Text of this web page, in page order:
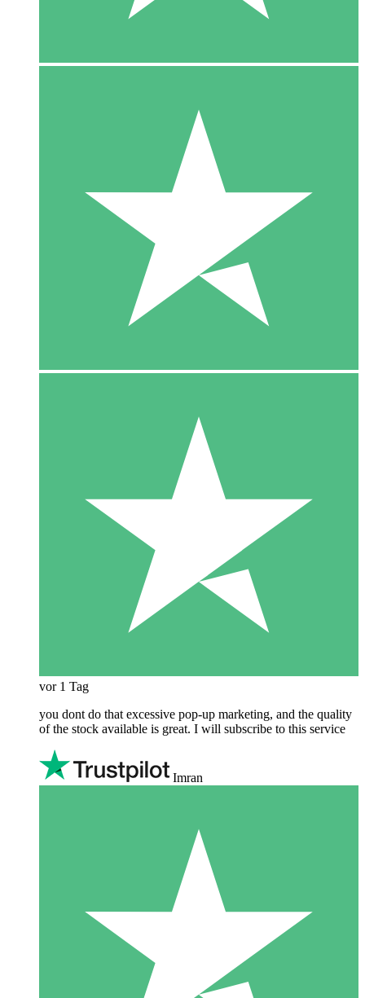
vor 1 Tag
you dont do that excessive pop-up marketing, and the quality
of the stock available is great. I will subscribe to this service
Imran